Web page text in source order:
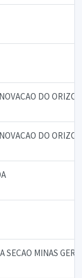
DO
DO
MINAS